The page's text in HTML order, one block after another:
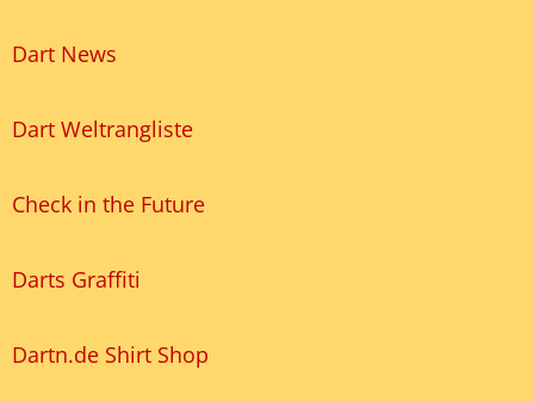
Dart News
Dart Weltrangliste
Check in the Future
Darts Graffiti
Dartn.de Shirt Shop